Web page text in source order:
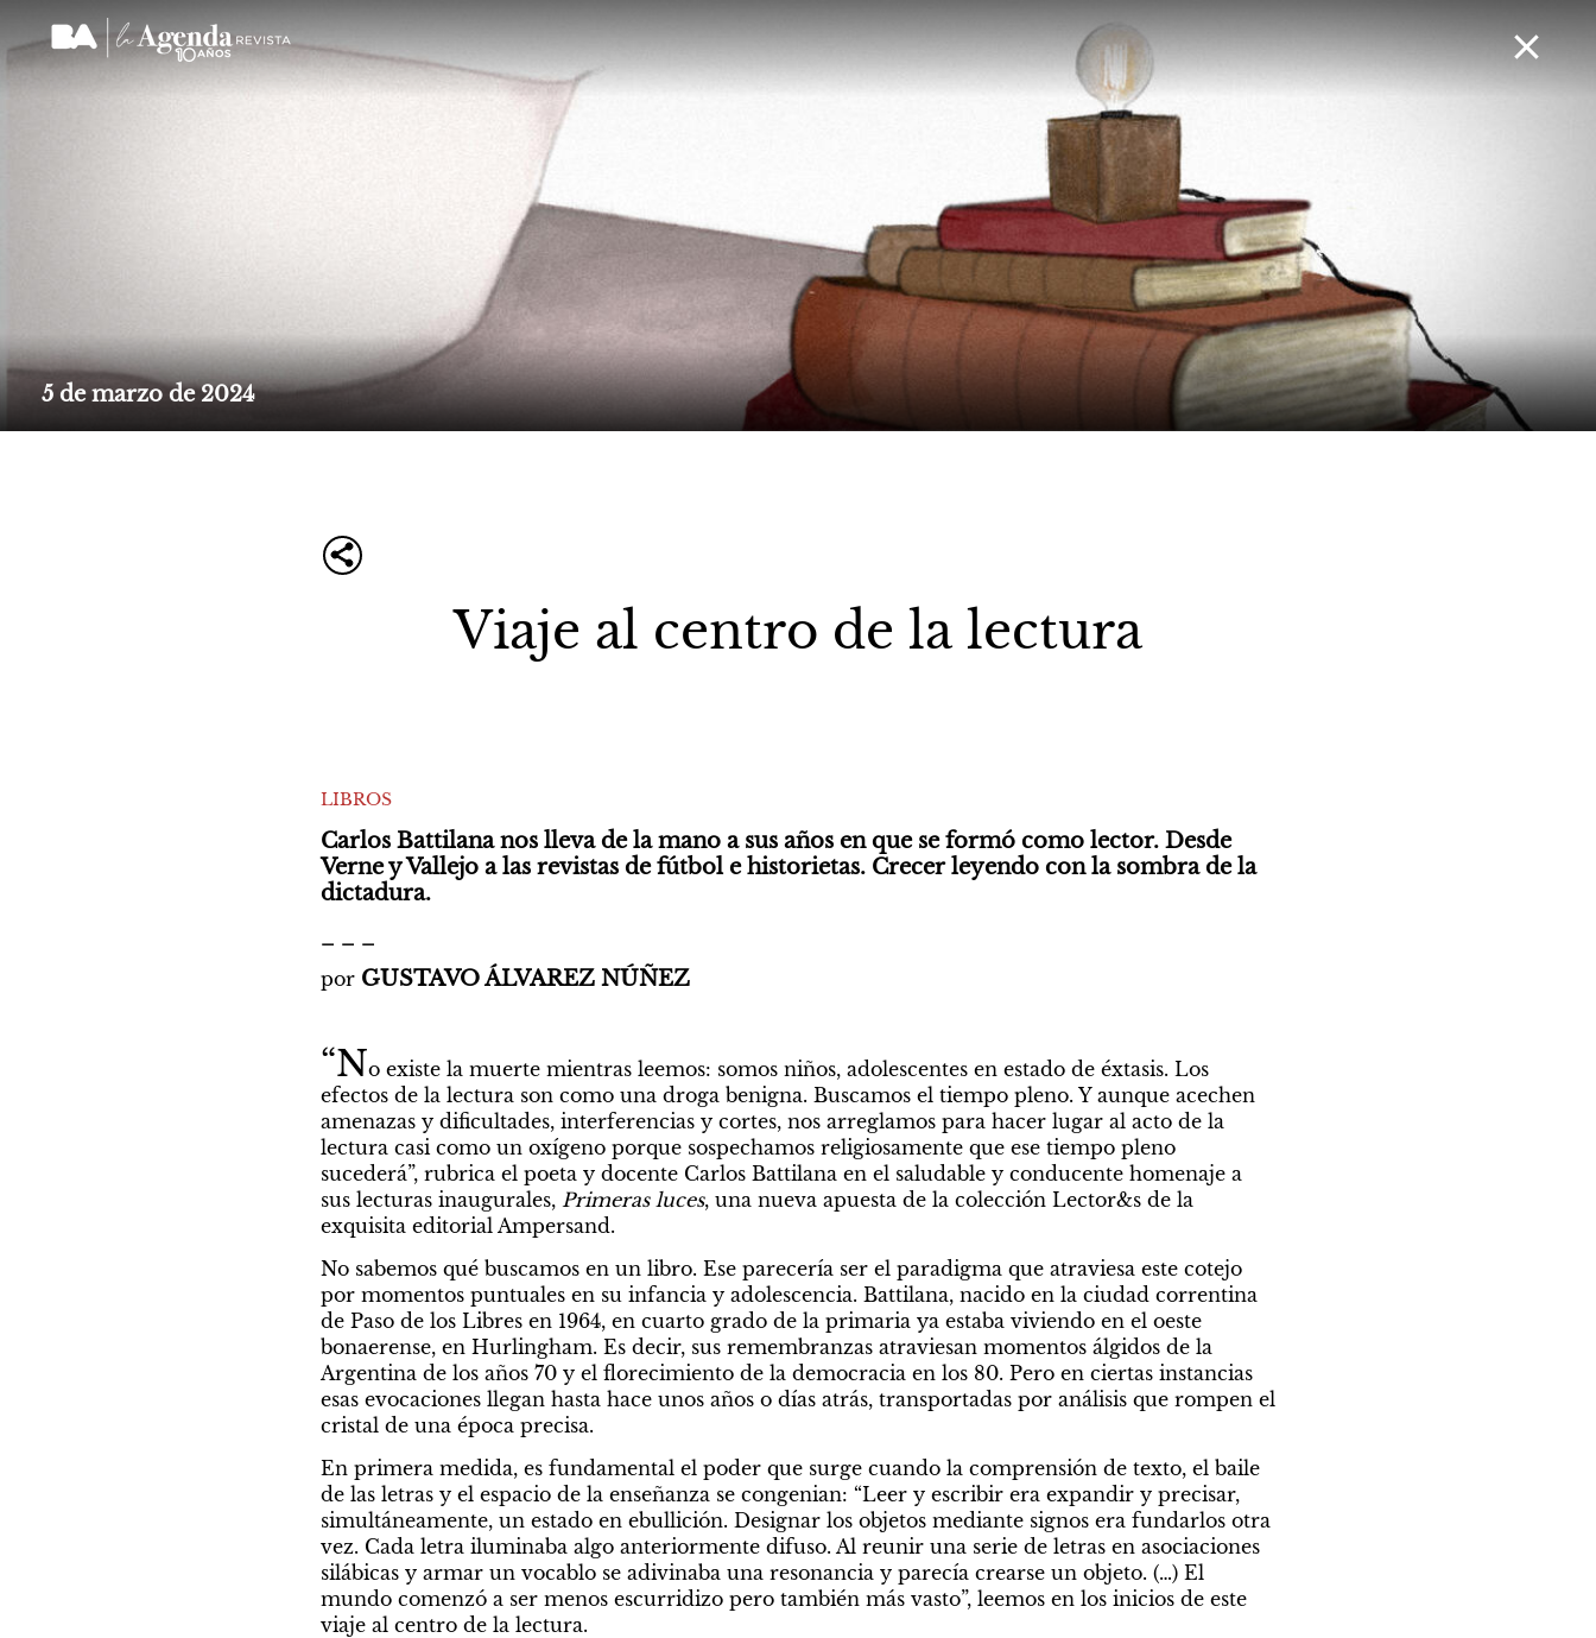
Qué es La Agenda Secciones Archivo histórico Concursos La Agenda TV
Hoy es así, así es
fe
la paranoia
Por Carmen M. Cáceres
todos violinistas
Por Natalia Moret
Un chiste a
tiempo
Por Laura Haimovichi
Retazos de
lenguaje
Por Romina Paula
La vida en
plástico
5 de marzo de 2024
Viaje al centro de la lectura
LIBROS
Carlos Battilana nos lleva de la mano a sus años en que se formó como lector. Desde
Verne y Vallejo a las revistas de fútbol e historietas. Crecer leyendo con la sombra de la
dictadura.
por GUSTAVO ÁLVAREZ NÚÑEZ
“No existe la muerte mientras leemos: somos niños, adolescentes en estado de éxtasis. Los
efectos de la lectura son como una droga benigna. Buscamos el tiempo pleno. Y aunque acechen
amenazas y dificultades, interferencias y cortes, nos arreglamos para hacer lugar al acto de la
lectura casi como un oxígeno porque sospechamos religiosamente que ese tiempo pleno
sucederá”, rubrica el poeta y docente Carlos Battilana en el saludable y conducente homenaje a
sus lecturas inaugurales, Primeras luces, una nueva apuesta de la colección Lector&s de la
exquisita editorial Ampersand.
No sabemos qué buscamos en un libro. Ese parecería ser el paradigma que atraviesa este cotejo
por momentos puntuales en su infancia y adolescencia. Battilana, nacido en la ciudad correntina
de Paso de los Libres en 1964, en cuarto grado de la primaria ya estaba viviendo en el oeste
bonaerense, en Hurlingham. Es decir, sus remembranzas atraviesan momentos álgidos de la
Argentina de los años 70 y el florecimiento de la democracia en los 80. Pero en ciertas instancias
esas evocaciones llegan hasta hace unos años o días atrás, transportadas por análisis que rompen el
cristal de una época precisa.
En primera medida, es fundamental el poder que surge cuando la comprensión de texto, el baile
de las letras y el espacio de la enseñanza se congenian: “Leer y escribir era expandir y precisar,
simultáneamente, un estado en ebullición. Designar los objetos mediante signos era fundarlos otra
vez. Cada letra iluminaba algo anteriormente difuso. Al reunir una serie de letras en asociaciones
silábicas y armar un vocablo se adivinaba una resonancia y parecía crearse un objeto. (…) El
mundo comenzó a ser menos escurridizo pero también más vasto”, leemos en los inicios de este
viaje al centro de la lectura.